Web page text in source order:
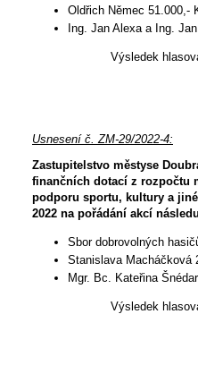
Oldřich Němec 51.000,-
Ing. Jan Alexa a Ing.
Výsledek
Usnesení č. ZM-29/2022-4:
Zastupitelstvo městyse
finančních dotací z rozpočtu
podporu sportu, kultury a
2022 na pořádání akcí
Sbor dobrovolných
Stanislava Macháčková
Mgr. Bc. Kateřina
Výsledek